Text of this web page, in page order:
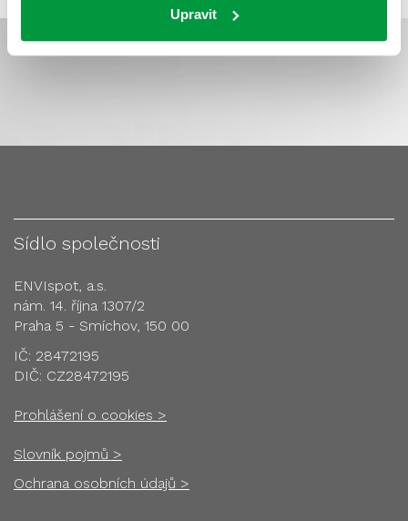
Upravit
Sídlo společnosti
ENVIspot, a.s.
nám. 14. října 1307/2
Praha 5 - Smíchov, 150 00
IČ: 28472195
DIČ: CZ28472195
Prohlášení o cookies >
Slovník pojmů >
Ochrana osobních údajů >